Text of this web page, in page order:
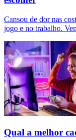
Cansou de dor nas
jogo e no trabalho.
Qual a melhor